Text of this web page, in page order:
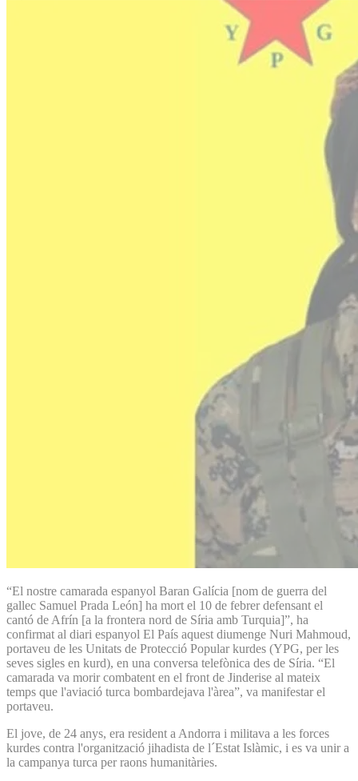
“El nostre camarada espanyol Baran Galícia [nom de guerra del
gallec Samuel Prada León] ha mort el 10 de febrer defensant el
cantó de Afrín [a la frontera nord de Síria amb Turquia]”, ha
confirmat al diari espanyol El País aquest diumenge Nuri Mahmoud,
portaveu de les Unitats de Protecció Popular kurdes (YPG, per les
seves sigles en kurd), en una conversa telefònica des de Síria. “El
camarada va morir combatent en el front de Jinderise al mateix
temps que l'aviació turca bombardejava l'àrea”, va manifestar el
portaveu.
El jove, de 24 anys, era resident a Andorra i militava a les forces
kurdes contra l'organització jihadista de l´Estat Islàmic, i es va unir a
la campanya turca per raons humanitàries.